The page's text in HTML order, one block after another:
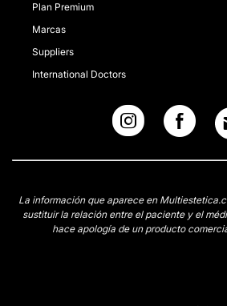
Plan Premium
Marcas
Suppliers
International Doctors
La información que aparece en
sustituir la relación entre el paciente y el
hace apología de un producto